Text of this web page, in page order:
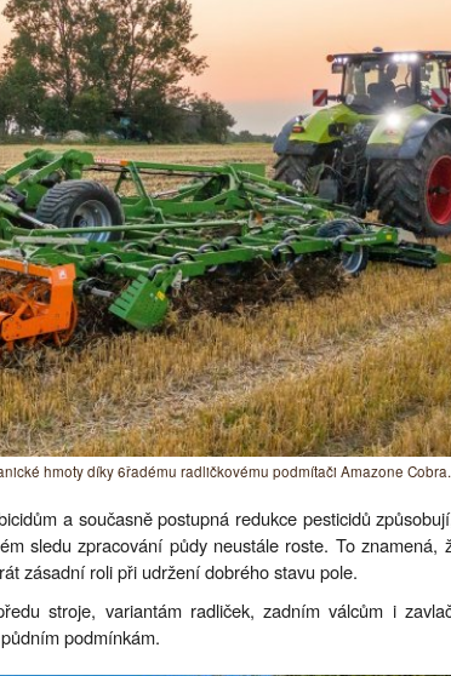
hmoty díky 6řadému radličkovému podmítači Amazone Cobra.
a současně postupná redukce pesticidů
sledu zpracování půdy neustále roste. To znamená,
zásadní roli při udržení dobrého stavu pole.
stroje, variantám radliček, zadním válcům i
podmínkám.